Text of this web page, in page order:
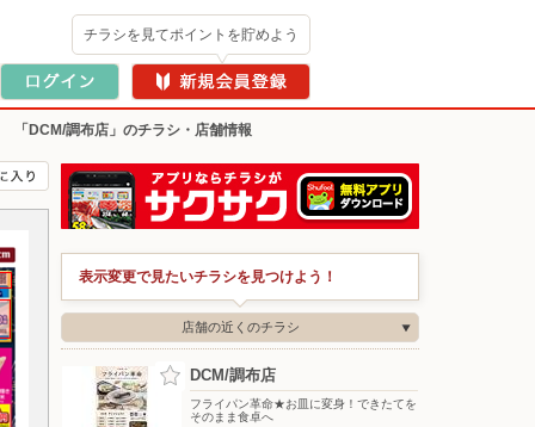
チラシを見てポイントを貯めよう
「DCM/調布店」のチラシ・店舗情報
表示変更で見たいチラシを見つけよう！
店舗の近くのチラシ
DCM/調布店
フライパン革命★お皿に変身！できたてを
そのまま食卓へ